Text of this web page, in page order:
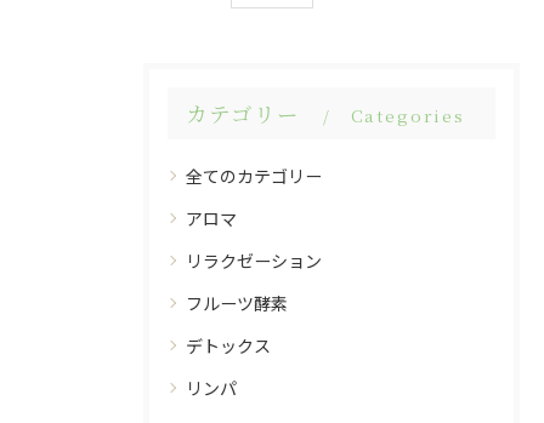
カテゴリー Categories
全てのカテゴリー
アロマ
リラクゼーション
フルーツ酵素
デトックス
リンパ